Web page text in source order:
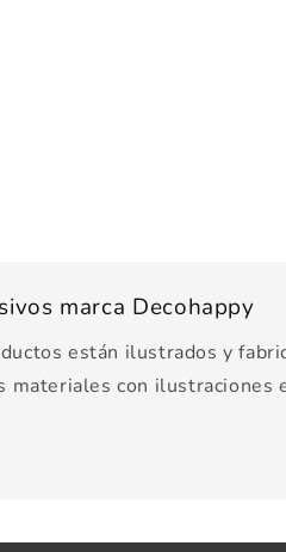
marca Decohappy
están ilustrados y
materiales con ilustraciones